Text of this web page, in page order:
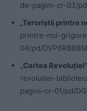
de-pagini-cr-03/
„Teroriștii printre
printre-noi-
04/pd/
„Cartea Revoluției”
revolutiei-
pagini-cr-01/pd/